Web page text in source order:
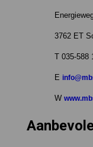
3762 ET
T 035-588
E
W